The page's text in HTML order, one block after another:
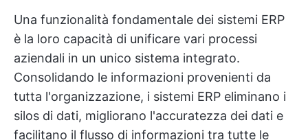
Una funzionalità fondamentale dei sistemi ERP
è la loro capacità di unificare vari processi
aziendali in un unico sistema integrato.
Consolidando le informazioni provenienti da
tutta l'organizzazione, i sistemi ERP eliminano i
silos di dati, migliorano l'accuratezza dei dati e
facilitano il flusso di informazioni tra tutte le